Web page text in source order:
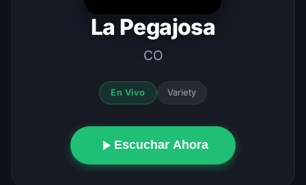
La Pegajosa
CO
En Vivo Variety
Escuchar Ahora